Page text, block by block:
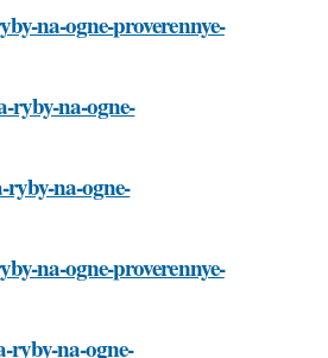
na-ogne-proverennye-
ryby-na-ogne-
ryby-na-ogne-
na-ogne-proverennye-
ryby-na-ogne-